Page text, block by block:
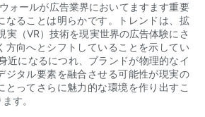
ォールが広告業界においてますます重要
なることは明らかです。トレンドは、拡
実（VR）技術を現実世界の広告体験にさ
方向へとシフトしていることを示してい
近になるにつれ、ブランドが物理的なイ
ジタル要素を融合させる可能性が現実の
とってさらに魅力的な環境を作り出すこ
す。